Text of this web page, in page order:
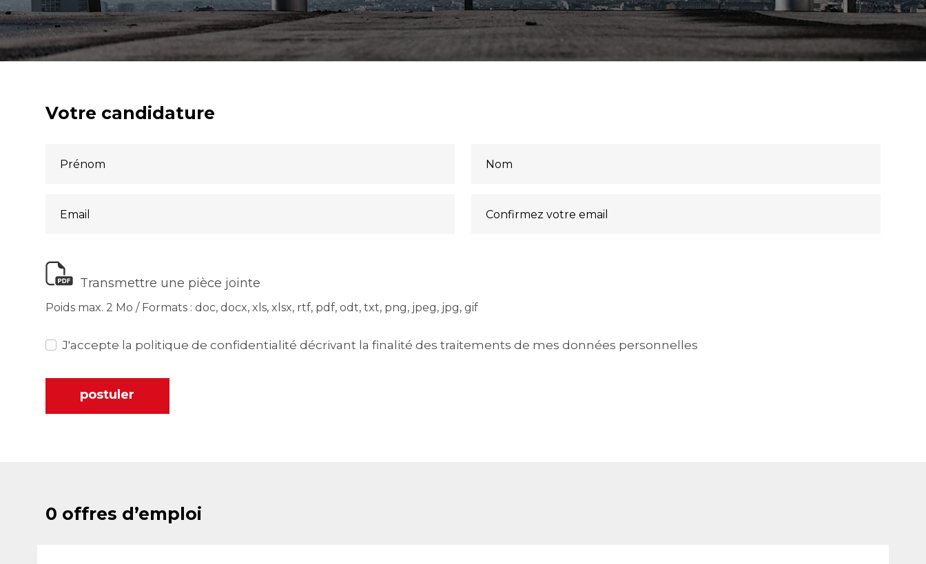
Votre candidature
Transmettre une pièce jointe
Poids max. 2 Mo / Formats : doc, docx, xls, xlsx, rtf, pdf, odt, txt, png, jpeg, jpg, gif
J'accepte la politique de confidentialité décrivant la finalité des traitements de mes données personnelles
postuler
0 offres d’emploi